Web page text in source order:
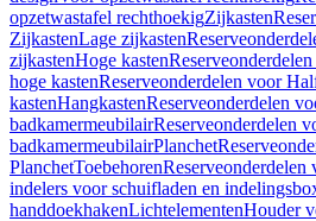
opzetwastafel rechthoekigZijkasten
ZijkastenLage zijkasten
zijkastenHoge kasten
hoge kastenReserveonderdelen voor
kastenHangkastenReserveonderdelen
badkamermeubilairReserveonderdelen
badkamermeubilairPlanchet
PlanchetToebehorenReserveonderdelen
indelers voor schuifladen en
handdoekhakenLichtelementenHouder